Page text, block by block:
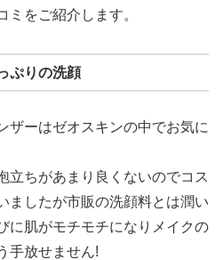
ミをご紹介します。
ぷりの洗顔
ザーはゼオスキンの中でお気に
立ちがあまり良くないのでコス
したが市販の洗顔料とは潤い
に肌がモチモチになりメイクの
手放せません!